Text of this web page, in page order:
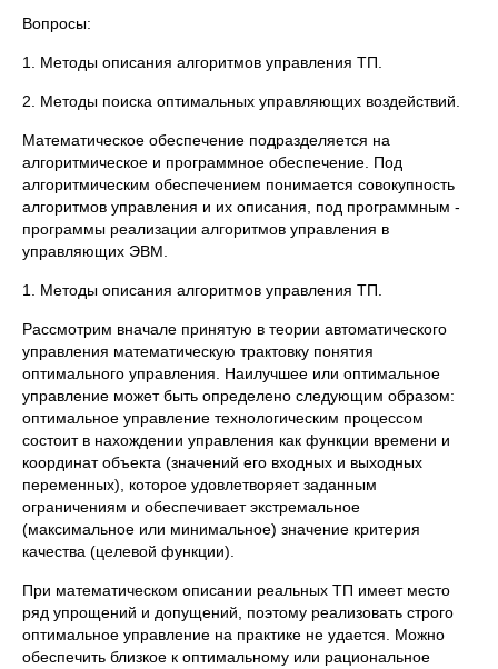
Вопросы:
1. Методы описания алгоритмов управления ТП.
2. Методы поиска оптимальных управляющих воздействий.
Математическое обеспечение подразделяется на
алгоритмическое и программное обеспечение. Под
алгоритмическим обеспечением понимается совокупность
алгоритмов управления и их описания, под программным -
программы реализации алгоритмов управления в
управляющих ЭВМ.
1. Методы описания алгоритмов управления ТП.
Рассмотрим вначале принятую в теории автоматического
управления математическую трактовку понятия
оптимального управления. Наилучшее или оптимальное
управление может быть определено следующим образом:
оптимальное управление технологическим процессом
состоит в нахождении управления как функции времени и
координат объекта (значений его входных и выходных
переменных), которое удовлетворяет заданным
ограничениям и обеспечивает экстремальное
(максимальное или минимальное) значение критерия
качества (целевой функции).
При математическом описании реальных ТП имеет место
ряд упрощений и допущений, поэтому реализовать строго
оптимальное управление на практике не удается. Можно
обеспечить близкое к оптимальному или рациональное